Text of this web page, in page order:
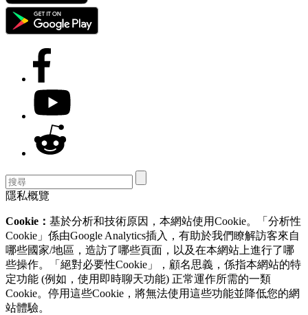
隱私概覽
Cookie： 基於分析和技術原因，本網站使用Cookie。「分析性
Cookie」係由Google Analytics插入，有助於我們瞭解訪客來自
哪些國家/地區，造訪了哪些頁面，以及在本網站上進行了哪
些操作。「絕對必要性Cookie」，顧名思義，係指本網站的特
定功能 (例如，使用即時聊天功能) 正常運作所需的一類
Cookie。停用這些Cookie，將無法使用這些功能並降低您的網
站體驗。